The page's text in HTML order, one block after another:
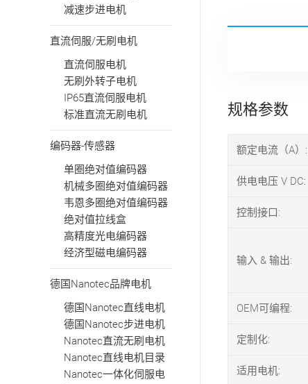
规格参数
额定电流（A）:
供电电压 V DC:
控制接口:
输入 & 输出:
OEM可编程:
定制化:
适用电机:
减速步进电机
直流伺服/无刷电机
直流伺服电机
无刷外转子电机
IP65直流伺服电机
标准直流无刷电机
编码器-传感器
单圈绝对值编码器
机械多圈绝对值编码器
韦恩多圈绝对值编码器
绝对值拉线盒
高精度光电编码器
经济型磁电编码器
德国Nanotec品牌电机
德国Nanotec直线电机
德国Nanotec步进电机
Nanotec直流无刷电机
Nanotec直线电机目录
Nanotec一体化伺服电